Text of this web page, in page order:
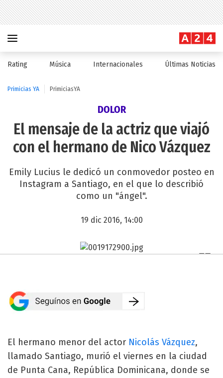
Rating Música Internacionales Últimas Noticias
Primicias YA PrimiciasYA
DOLOR
El mensaje de la actriz que viajó
con el hermano de Nico Vázquez
Emily Lucius le dedicó un conmovedor posteo en
Instagram a Santiago, en el que lo describió
como un "ángel".
19 dic 2016, 14:00
El hermano menor del actor Nicolás Vázquez,
llamado Santiago, murió el viernes en la ciudad
de Punta Cana, República Dominicana, donde se